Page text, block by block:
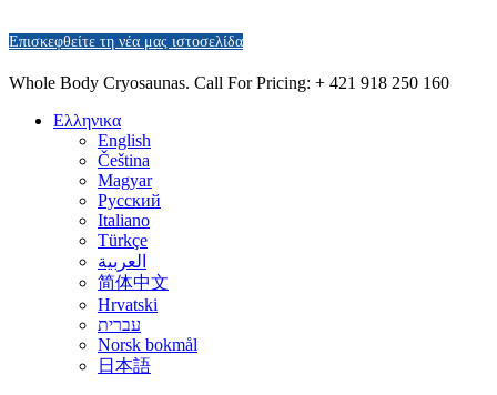
Επισκεφθείτε τη νέα μας ιστοσελίδα
Whole Body Cryosaunas. Call For Pricing: + 421 918 250 160
Ελληνικα
English
Čeština
Magyar
Русский
Italiano
Türkçe
العربية
简体中文
Hrvatski
עברית
Norsk bokmål
日本語